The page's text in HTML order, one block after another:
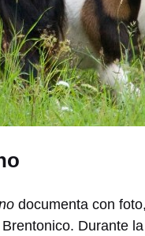
documenta con
Durante